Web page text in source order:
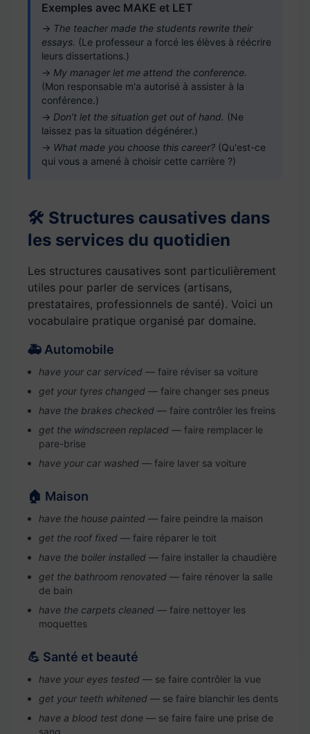
Exemples avec MAKE et LET
→ The teacher made the students rewrite their
essays. (Le professeur a forcé les élèves à réécrire
leurs dissertations.)
→ My manager let me attend the conference.
(Mon responsable m'a autorisé à assister à la
conférence.)
→ Don't let the situation get out of hand. (Ne
laissez pas la situation dégénérer.)
→ What made you choose this career? (Qu'est-ce
qui vous a amené à choisir cette carrière ?)
🛠 Structures causatives dans
les services du quotidien
Les structures causatives sont particulièrement
utiles pour parler de services (artisans,
prestataires, professionnels de santé). Voici un
vocabulaire pratique organisé par domaine.
🚑 Automobile
have your car serviced — faire réviser sa voiture
get your tyres changed — faire changer ses pneus
have the brakes checked — faire contrôler les freins
get the windscreen replaced — faire remplacer le
pare-brise
have your car washed — faire laver sa voiture
🏠 Maison
have the house painted — faire peindre la maison
get the roof fixed — faire réparer le toit
have the boiler installed — faire installer la chaudière
get the bathroom renovated — faire rénover la salle
de bain
have the carpets cleaned — faire nettoyer les
moquettes
💪 Santé et beauté
have your eyes tested — se faire contrôler la vue
get your teeth whitened — se faire blanchir les dents
have a blood test done — se faire faire une prise de
sang